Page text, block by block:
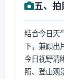
五、
结合今日天
下，兼顾出
今日视野清
照、登山观